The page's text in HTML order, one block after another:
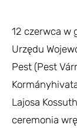
12 czerwca w
Urzędu
Pest (Pest
Lajosa
ceremonia